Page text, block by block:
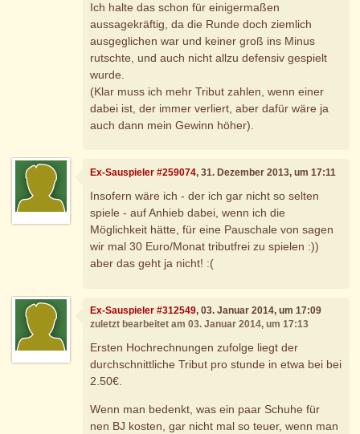
Ich halte das schon für einigermaßen
aussagekräftig, da die Runde doch ziemlich
ausgeglichen war und keiner groß ins Minus
rutschte, und auch nicht allzu defensiv gespielt
wurde.
(Klar muss ich mehr Tribut zahlen, wenn einer
dabei ist, der immer verliert, aber dafür wäre ja
auch dann mein Gewinn höher).
Ex-Sauspieler #259074, 31. Dezember 2013, um 17:11
Insofern wäre ich - der ich gar nicht so selten
spiele - auf Anhieb dabei, wenn ich die
Möglichkeit hätte, für eine Pauschale von sagen
wir mal 30 Euro/Monat tributfrei zu spielen :))
aber das geht ja nicht! :(
Ex-Sauspieler #312549, 03. Januar 2014, um 17:09
zuletzt bearbeitet am 03. Januar 2014, um 17:13
Ersten Hochrechnungen zufolge liegt der
durchschnittliche Tribut pro stunde in etwa bei bei
2.50€.
Wenn man bedenkt, was ein paar Schuhe für
nen BJ kosten, gar nicht mal so teuer, wenn man